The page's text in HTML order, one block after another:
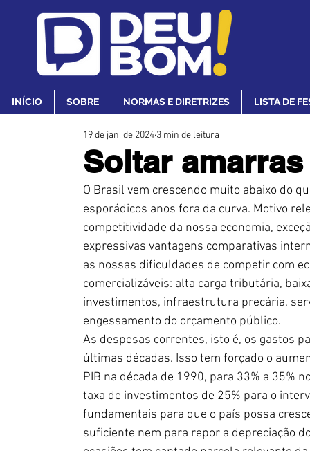
INÍCIO SOBRE NORMAS E DIRETRIZES LISTA DE
Soltar
19 de jan. de 2024 3 min de leitura
O Brasil vem crescendo muito abaixo do
esporádicos anos fora da curva. Motivo
competitividade da nossa economia,
expressivas vantagens comparativas
as nossas dificuldades de competir com
comercializáveis: alta carga tributária,
investimentos, infraestrutura precária,
engessamento do orçamento público.
As despesas correntes, isto é, os gastos
últimas décadas. Isso tem forçado o
PIB na década de 1990, para 33% a 35%
taxa de investimentos de 25% para o
fundamentais para que o país possa
suficiente nem para repor a depreciação